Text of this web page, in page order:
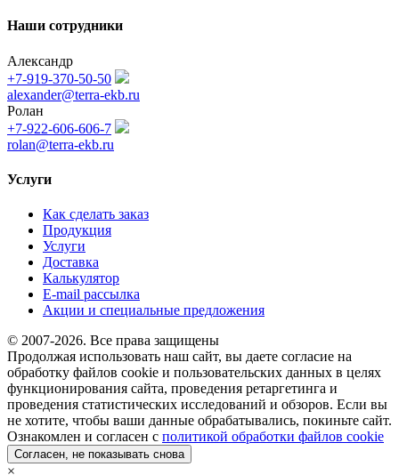
Наши сотрудники
Александр
+7-919-370-50-50
alexander@terra-ekb.ru
Ролан
+7-922-606-606-7
rolan@terra-ekb.ru
Услуги
Как сделать заказ
Продукция
Услуги
Доставка
Калькулятор
E-mail рассылка
Акции и специальные предложения
© 2007-2026. Все права защищены
Продолжая использовать наш сайт, вы даете согласие на
обработку файлов cookie и пользовательских данных в целях
функционирования сайта, проведения ретаргетинга и
проведения статистических исследований и обзоров. Если вы
не хотите, чтобы ваши данные обрабатывались, покиньте сайт.
Ознакомлен и согласен с политикой обработки файлов cookie
Согласен, не показывать снова
×